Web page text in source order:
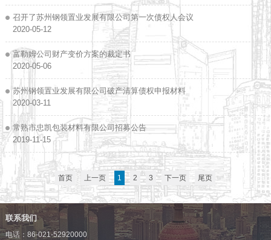
召开了苏州钢领置业发展有限公司第一次债权人会议
2020-05-12
富勒姆公司财产变价方案的裁定书
2020-05-06
苏州钢领置业发展有限公司破产清算债权申报材料
2020-03-11
常熟市忠凯包装材料有限公司招募公告
2019-11-15
首页 上一页 1 2 3 下一页 尾页
联系我们
电话：86-021-52920000